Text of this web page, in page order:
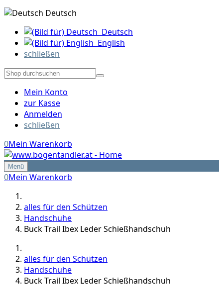
Deutsch
Deutsch
English
schließen
Mein Konto
zur Kasse
Anmelden
schließen
0Mein Warenkorb
Menü
0Mein Warenkorb
alles für den Schützen
Handschuhe
Buck Trail Ibex Leder Schießhandschuh
alles für den Schützen
Handschuhe
Buck Trail Ibex Leder Schießhandschuh